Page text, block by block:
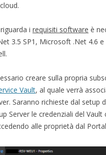
i requisiti software è
3.5 SP1, Microsoft .Net 4.6 e
creare sulla propria
Vault, al quale verrà
Saranno richieste dal setup
Server le credenziali del Vault
alle proprietà dal